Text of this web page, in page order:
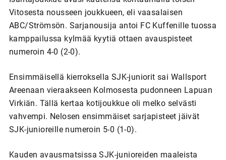
Vitosesta nousseen joukkueen, eli vaasalaisen
ABC/Strömsön. Sarjanousija antoi FC Kuffenille tuossa
kamppailussa kylmää kyytiä ottaen avauspisteet
numeroin 4-0 (2-0).
Ensimmäisellä kierroksella SJK-juniorit sai Wallsport
Areenaan vieraakseen Kolmosesta pudonneen Lapuan
Virkiän. Tällä kertaa kotijoukkue oli melko selvästi
vahvempi. Nelosen ensimmäiset sarjapisteet jäivät
SJK-junioreille numeroin 5-0 (1-0).
Kauden avausmatsissa SJK-junioreiden maaleista